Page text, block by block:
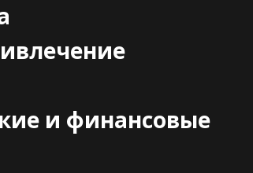
и финансовые